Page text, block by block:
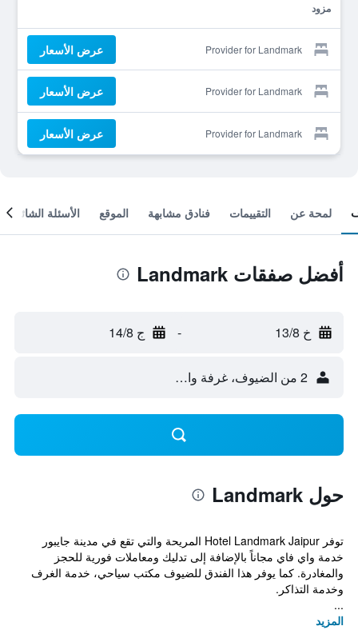
مزود
Provider for Landmark عرض الأسعار
Provider for Landmark عرض الأسعار
Provider for Landmark عرض الأسعار
لمحة عن التقييمات فنادق مشابهة الموقع الأسئلة الشائعة
أفضل صفقات Landmark
خ 13/8 - ج 14/8
2 من الضيوف، غرفة واحدة
حول Landmark
توفر Hotel Landmark Jaipur المريحة والتي تقع في مدينة جايبور
خدمة واي فاي مجاناً بالإضافة إلى تدليك ومعاملات فورية للحجز
والمغادرة. كما يوفر هذا الفندق للضيوف مكتب سياحي، خدمة الغرف
وخدمة التذاكر.
...
المزيد